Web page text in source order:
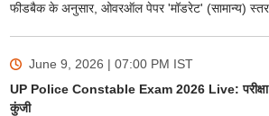
फीडबैक के अनुसार, ओवरऑल पेपर 'मॉडरेट' (सामान्य) स्तर
June 9, 2026 | 07:00 PM IST
UP Police Constable Exam 2026 Live: परीक्षा
कुंजी